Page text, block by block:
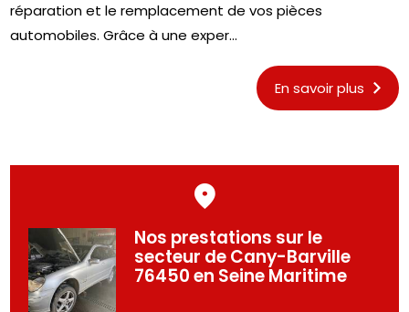
réparation et le remplacement de vos pièces
automobiles. Grâce à une exper...
En savoir plus
Nos prestations sur le
secteur de Cany-Barville
76450 en Seine Maritime